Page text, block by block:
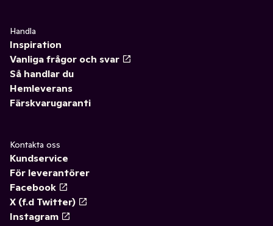
Handla
Inspiration
Vanliga frågor och svar
Så handlar du
Hemleverans
Färskvarugaranti
Kontakta oss
Kundservice
För leverantörer
Facebook
X (f.d Twitter)
Instagram